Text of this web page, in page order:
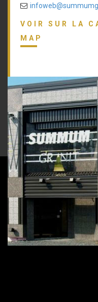
VOIR SUR LA
MAP